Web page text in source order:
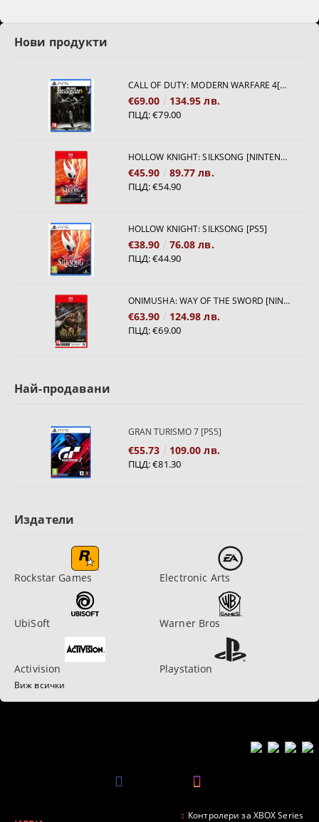
Нови продукти
CALL OF DUTY: MODERN WARFARE 4[PS5]
€69.00 134.95 лв.
ПЦД:€79.00
HOLLOW KNIGHT: SILKSONG [NINTENDO SWITCH 2]
€45.90 89.77 лв.
ПЦД:€54.90
HOLLOW KNIGHT: SILKSONG [PS5]
€38.90 76.08 лв.
ПЦД:€44.90
ONIMUSHA: WAY OF THE SWORD [NINTENDO SWITCH 2]
€63.90 124.98 лв.
ПЦД:€69.00
Най-продавани
GRAN TURISMO 7 [PS5]
€55.73 109.00 лв.
ПЦД:€81.30
Издатели
Rockstar Games Electronic Arts
UbiSoft Warner Bros
Activision Playstation
Виж всички
Контролери за XBOX Series